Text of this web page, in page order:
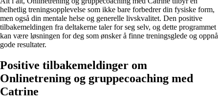
helhetlig treningsopplevelse som ikke bare forbedrer din fysiske form,
men også din mentale helse og generelle livskvalitet. Den positive
tilbakemeldingen fra deltakerne taler for seg selv, og dette programmet
kan være løsningen for deg som ønsker å finne treningsglede og oppnå
gode resultater.
Positive tilbakemeldinger om
Onlinetrening og gruppecoaching med
Catrine